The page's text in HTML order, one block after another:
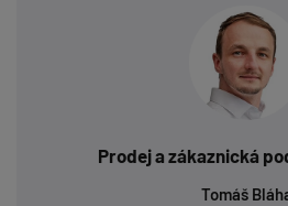
Prodej a zákaznická
Tomáš